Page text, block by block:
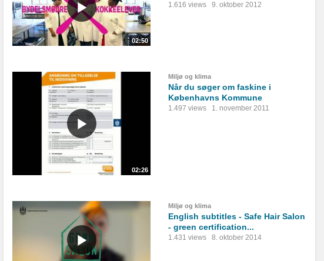
02:50
1.616 views 9. oktober 2012
02:26
Miljø og klima
Når du søger om faskine i
Københavns Kommune
1.497 views 1. november 2011
Miljø og klima
English subtitles - Safe Hair Salon
- green certification...
1.431 views 8. oktober 2014